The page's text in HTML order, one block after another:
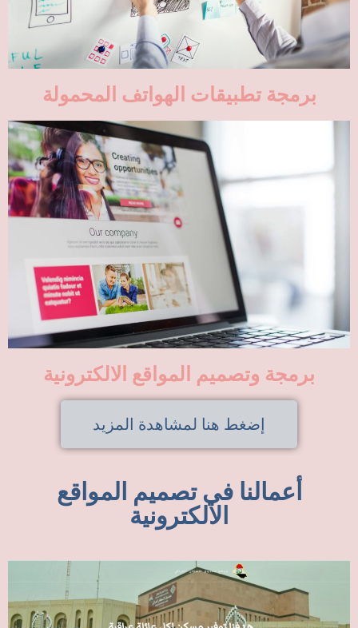
برمجة تطبيقات الهواتف المحمولة
برمجة وتصميم المواقع الالكترونية
إضغط هنا لمشاهدة المزيد
أعمالنا في تصميم المواقع
الالكترونية